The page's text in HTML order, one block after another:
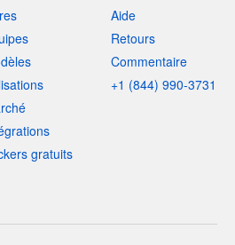
gratuits
Aide
Retours
Commentaire
+1 (844) 990-3731